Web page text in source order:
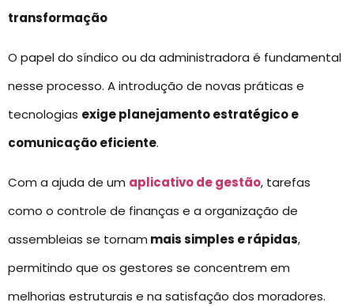
transformação
O papel do síndico ou da administradora é fundamental
nesse processo. A introdução de novas práticas e
tecnologias exige planejamento estratégico e
comunicação eficiente.
Com a ajuda de um aplicativo de gestão, tarefas
como o controle de finanças e a organização de
assembleias se tornam mais simples e rápidas,
permitindo que os gestores se concentrem em
melhorias estruturais e na satisfação dos moradores.